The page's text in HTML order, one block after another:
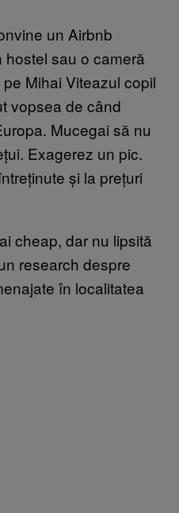
un Airbnb
hostel sau o cameră
Mihai Viteazul copil
vopsea de când
Mucegai să nu
Exagerez un pic.
și la prețuri
cheap, dar nu lipsită
research despre
în localitatea